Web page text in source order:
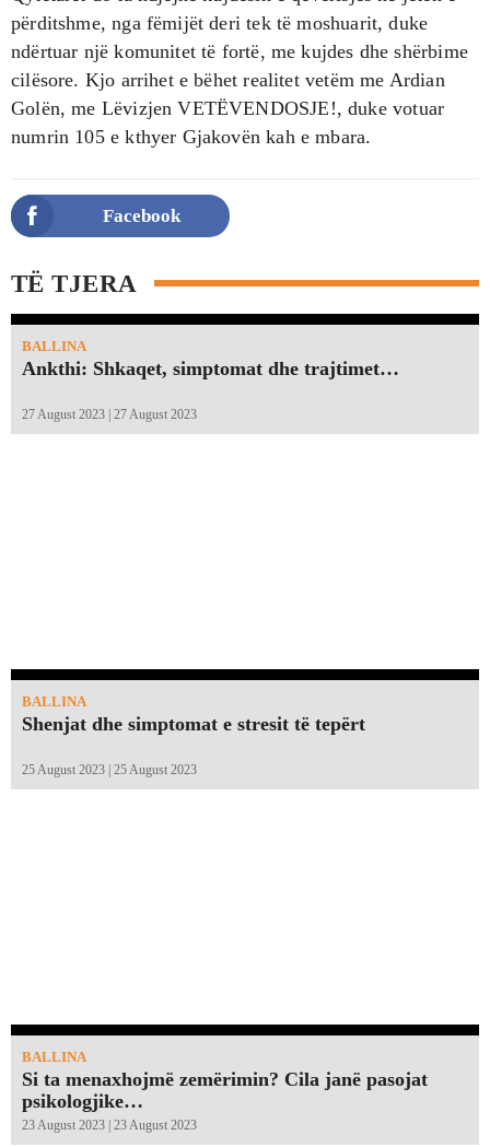
përditshme, nga fëmijët deri tek të moshuarit, duke
ndërtuar një komunitet të fortë, me kujdes dhe shërbime
cilësore. Kjo arrihet e bëhet realitet vetëm me Ardian
Golën, me Lëvizjen VETËVENDOSJE!, duke votuar
numrin 105 e kthyer Gjakovën kah e mbara.
Facebook
TË TJERA
BALLINA
Ankthi: Shkaqet, simptomat dhe trajtimet…
27 August 2023 | 27 August 2023
BALLINA
Shenjat dhe simptomat e stresit të tepërt
25 August 2023 | 25 August 2023
BALLINA
Si ta menaxhojmë zemërimin? Cila janë pasojat
psikologjike…
23 August 2023 | 23 August 2023